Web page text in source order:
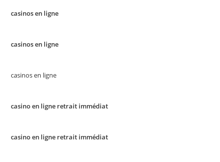
casinos en ligne
casinos en ligne
casinos en ligne
casino en ligne retrait immédiat
casino en ligne retrait immédiat